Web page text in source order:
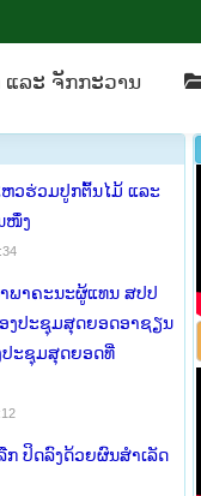
ແລະ ຈັກ​ກະ​ວານ
ຫວຮ່ວມປູກຕົ້ນໄມ້ ແລະ
ໜຶ່ງ
ພາຄະນະຜູ້ແທນ ສປປ
ງປະຊຸມສຸດຍອດອາຊຽນ
ປະຊຸມສຸດຍອດທີ່
ປິດລົງດ້ວຍຜົນສຳເລັດ
ກ ແລະ ຈັກ​ກະ​ວານ